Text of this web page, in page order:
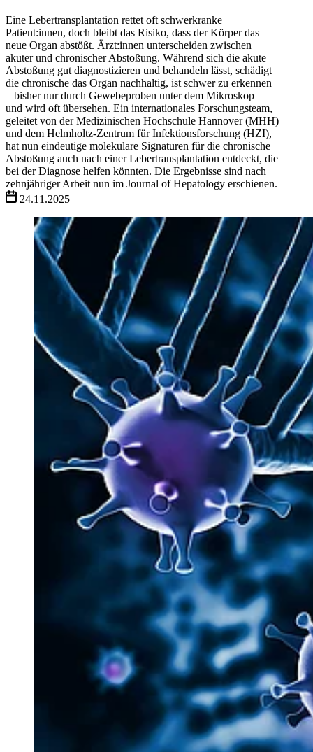
Eine Lebertransplantation rettet oft schwerkranke
Patient:innen, doch bleibt das Risiko, dass der Körper das
neue Organ abstößt. Ärzt:innen unterscheiden zwischen
akuter und chronischer Abstoßung. Während sich die akute
Abstoßung gut diagnostizieren und behandeln lässt, schädigt
die chronische das Organ nachhaltig, ist schwer zu erkennen
– bisher nur durch Gewebeproben unter dem Mikroskop –
und wird oft übersehen. Ein internationales Forschungsteam,
geleitet von der Medizinischen Hochschule Hannover (MHH)
und dem Helmholtz-Zentrum für Infektionsforschung (HZI),
hat nun eindeutige molekulare Signaturen für die chronische
Abstoßung auch nach einer Lebertransplantation entdeckt, die
bei der Diagnose helfen könnten. Die Ergebnisse sind nach
zehnjähriger Arbeit nun im Journal of Hepatology erschienen.
24.11.2025